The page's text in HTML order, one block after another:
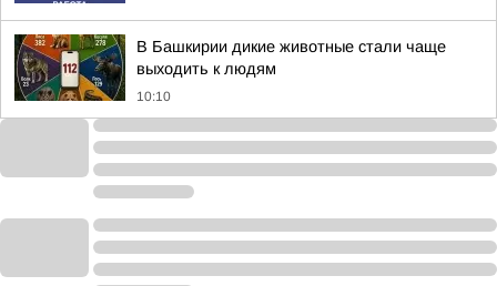
В Башкирии дикие животные стали чаще
выходить к людям
10:10